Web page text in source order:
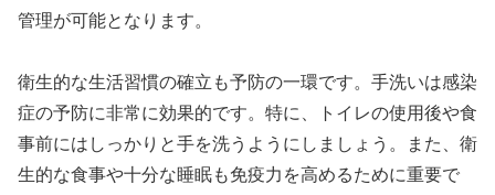
管理が可能となります。
衛生的な生活習慣の確立も予防の一環です。手洗いは感染
症の予防に非常に効果的です。特に、トイレの使用後や食
事前にはしっかりと手を洗うようにしましょう。また、衛
生的な食事や十分な睡眠も免疫力を高めるために重要で